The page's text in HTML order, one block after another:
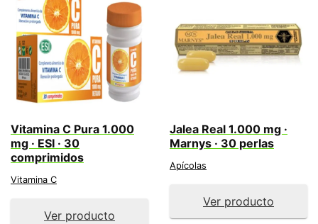
Vitamina C Pura 1.000
mg · ESI · 30
comprimidos
Vitamina C
Ver producto
Jalea Real 1.000 mg ·
Marnys · 30 perlas
Apícolas
Ver producto